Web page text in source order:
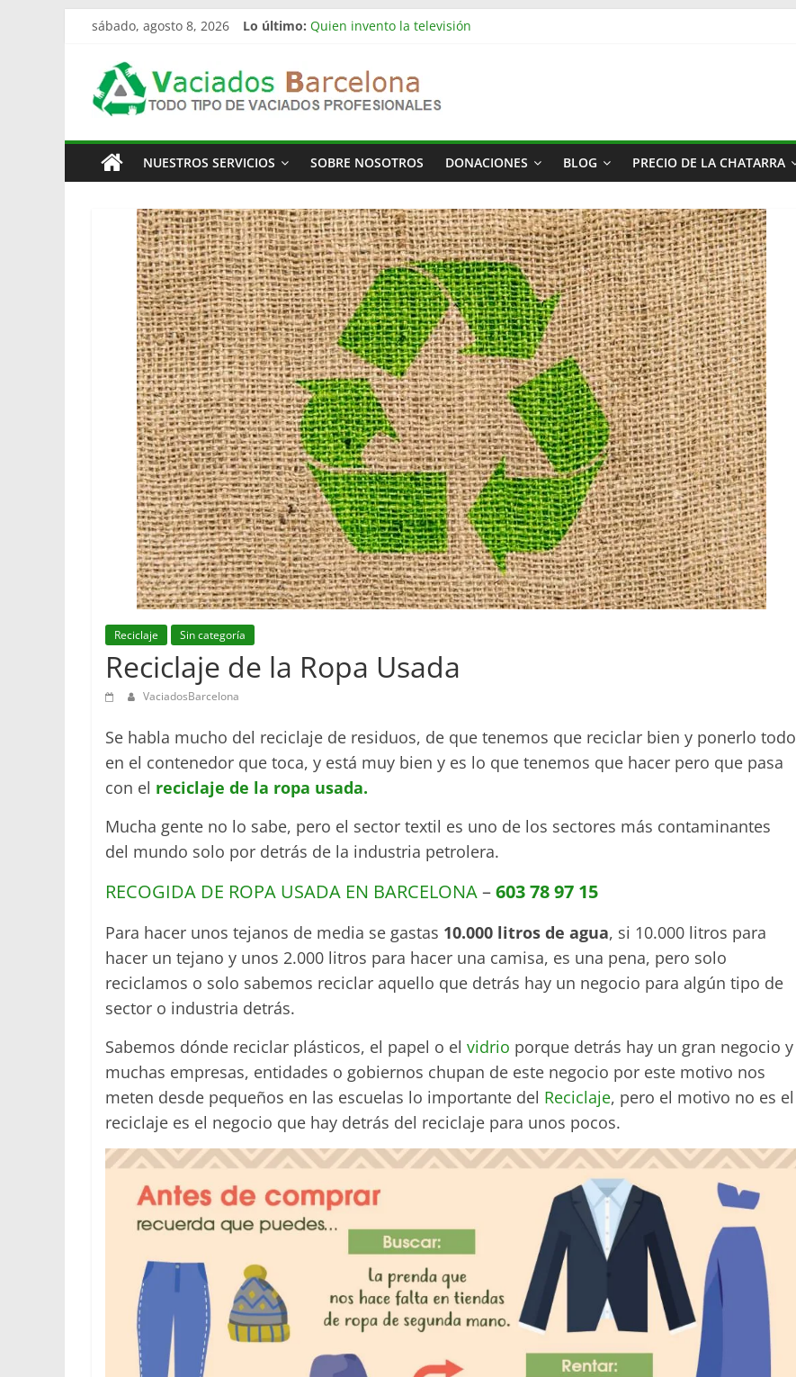
Saltar
contenido
sábado, agosto 8, 2026 Lo último: Quien invento la televisión
Vaciamos Masías: vaciado de pisos, locales, naves y propiedades completas
La televisión más cara del mundo
Vaciado
Pisos
Barcelona
Vaciados
Barcelona
NUESTROS SERVICIOS SOBRE NOSOTROS DONACIONES BLOG PRECIO DE LA CHATARRA
Reciclaje Sin categoría
Reciclaje de la Ropa Usada
VaciadosBarcelona
Se habla mucho del reciclaje de residuos, de que tenemos que reciclar bien y ponerlo todo
en el contenedor que toca, y está muy bien y es lo que tenemos que hacer pero que pasa
con el reciclaje de la ropa usada.
Mucha gente no lo sabe, pero el sector textil es uno de los sectores más contaminantes
del mundo solo por detrás de la industria petrolera.
RECOGIDA DE ROPA USADA EN BARCELONA–603 78 97 15
Para hacer unos tejanos de media se gastas 10.000 litros de agua, si 10.000 litros para
hacer un tejano y unos 2.000 litros para hacer una camisa, es una pena, pero solo
reciclamos o solo sabemos reciclar aquello que detrás hay un negocio para algún tipo de
sector o industria detrás.
Sabemos dónde reciclar plásticos, el papel o el vidrio porque detrás hay un gran negocio y
muchas empresas, entidades o gobiernos chupan de este negocio por este motivo nos
meten desde pequeños en las escuelas lo importante del Reciclaje, pero el motivo no es el
reciclaje es el negocio que hay detrás del reciclaje para unos pocos.